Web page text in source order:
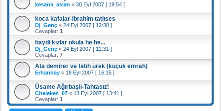
kesanlı_aslan « 30 Eyl 2007 [ 19:54 ]
koca kafalar-ibrahim tatlıses
Dj_Genç « 24 Eyl 2007 [ 12:38 ]
Cevaplar: 1
haydi kızlar okula he he...
Dj_Genç « 24 Eyl 2007 [ 12:31 ]
Cevaplar: 7
Ata demirer ve fatih ürek (küçük emrah)
Erhanbay « 18 Eyl 2007 [ 16:15 ]
Üsame Ağırbaşlı-Tahtasız!
Chelekes_07 « 13 Eyl 2007 [ 13:41 ]
Cevaplar: 1